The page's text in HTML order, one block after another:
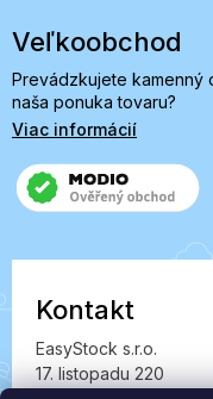
Veľkoobchod
Prevádzkujete kamenný
naša ponuka tovaru?
Viac informácií
Kontakt
EasyStock s.r.o.
17. listopadu 220